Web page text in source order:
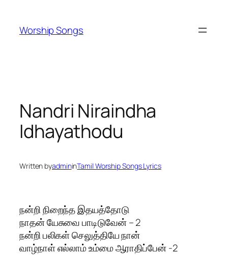
content
Worship Songs
Nandri Niraindha
Idhayathodu
Written byadmininTamil Worship Songs Lyrics
நன்றி நிறைந்த இதயத்தோடு
நாதன் யேசுவை பாடிடுவேன் – 2
நன்றி பலிகள் செலுத்தியே நான்
வாழ்நாள் எல்லாம் உம்மை ஆராதிப்பேன் -2